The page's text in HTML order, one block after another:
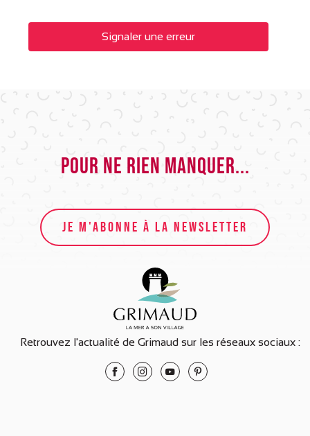
Signaler une erreur
Pour ne rien manquer...
JE M'ABONNE À LA NEWSLETTER
Retrouvez l'actualité de Grimaud sur les réseaux sociaux :